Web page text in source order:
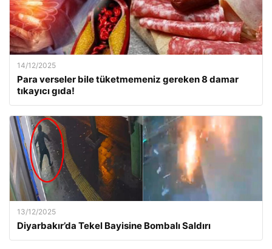
14/12/2025
Para verseler bile tüketmemeniz gereken 8 damar
tıkayıcı gıda!
13/12/2025
Diyarbakır’da Tekel Bayisine Bombalı Saldırı